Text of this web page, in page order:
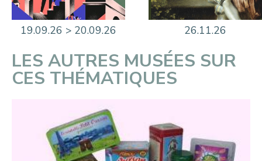
19.09.26 > 20.09.26 26.11.26
LES AUTRES MUSÉES SUR
CES THÉMATIQUES